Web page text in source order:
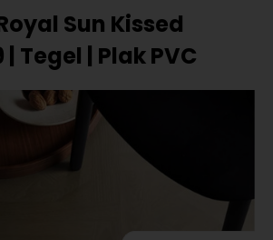
Sun Kissed
| Tegel | Plak PVC